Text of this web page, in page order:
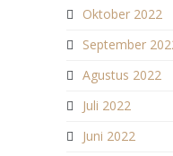
Oktober 2022
September
Agustus 2022
Juli 2022
Juni 2022